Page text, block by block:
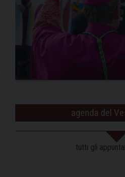
agenda del
tutti gli